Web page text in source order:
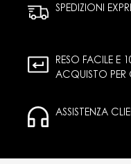
SPEDIZIONI
RESO FACILE E
ACQUISTO PER
ASSISTENZA